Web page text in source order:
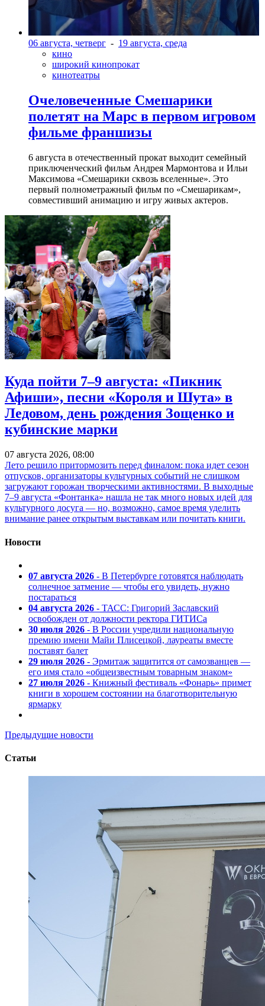
06 августа, четверг - 19 августа, среда
кино
широкий кинопрокат
кинотеатры
Очеловеченные Смешарики
полетят на Марс в первом игровом
фильме франшизы
6 августа в отечественный прокат выходит семейный
приключенческий фильм Андрея Мармонтова и Ильи
Максимова «Смешарики сквозь вселенные». Это
первый полнометражный фильм по «Смешарикам»,
совместивший анимацию и игру живых актеров.
Куда пойти 7–9 августа: «Пикник
Афиши», песни «Короля и Шута» в
Ледовом, день рождения Зощенко и
кубинские марки
07 августа 2026, 08:00
Лето решило притормозить перед финалом: пока идет сезон
отпусков, организаторы культурных событий не слишком
загружают горожан творческими активностями. В выходные
7–9 августа «Фонтанка» нашла не так много новых идей для
культурного досуга — но, возможно, самое время уделить
внимание ранее открытым выставкам или почитать книги.
Новости
07 августа 2026 - В Петербурге готовятся наблюдать
солнечное затмение — чтобы его увидеть, нужно
постараться
04 августа 2026 - ТАСС: Григорий Заславский
освобожден от должности ректора ГИТИСа
30 июля 2026 - В России учредили национальную
премию имени Майи Плисецкой, лауреаты вместе
поставят балет
29 июля 2026 - Эрмитаж защитится от самозванцев —
его имя стало «общеизвестным товарным знаком»
27 июля 2026 - Книжный фестиваль «Фонарь» примет
книги в хорошем состоянии на благотворительную
ярмарку
Предыдущие новости
Статьи